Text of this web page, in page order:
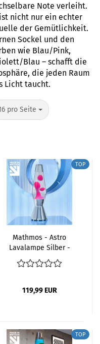
Note verleiht.
nicht nur ein echter
der Gemütlichkeit.
Sockel und den
wie Blau/Pink,
Blau – schafft die
die jeden Raum
Licht taucht.
pro Seite
Seite
TOP
Mathmos - Astro
Lavalampe Silber -
Clear Pink
119,99 EUR
TOP